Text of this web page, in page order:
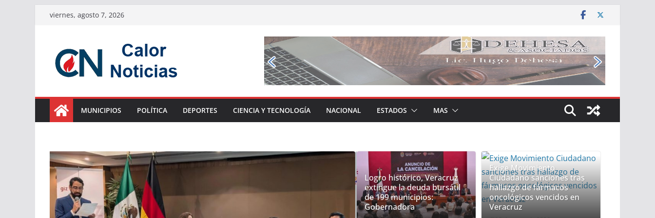
Saltarviernes, agosto 7, 2026
MUNICIPIOS POLÍTICA DEPORTES CIENCIA Y TECNOLOGÍA NACIONAL ESTADOS MAS
Logro histórico, Veracruz
extingue la deuda bursátil
de 199 municipios:
Gobernadora
Exige Movimiento
Ciudadano sanciones tras
hallazgo de fármacos
oncológicos vencidos en
Veracruz